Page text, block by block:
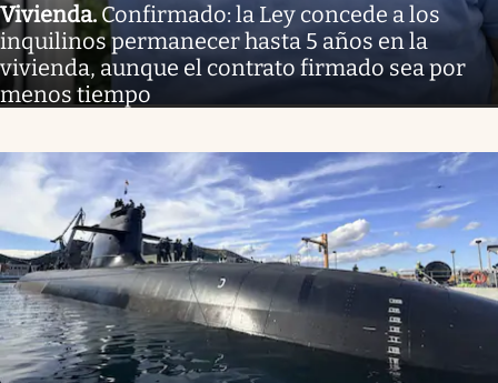
Vivienda.Confirmado: la Ley concede a los
inquilinos permanecer hasta 5 años en la
vivienda, aunque el contrato firmado sea por
menos tiempo